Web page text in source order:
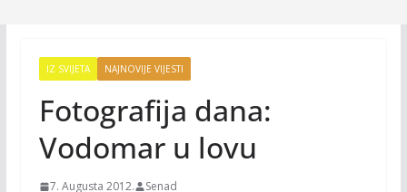
IZ SVIJETA NAJNOVIJE VIJESTI
Fotografija dana:
Vodomar u lovu
7. Augusta 2012. Senad